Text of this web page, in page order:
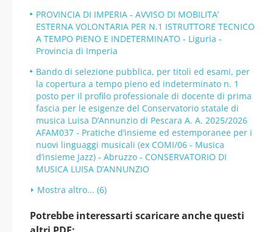
PROVINCIA DI IMPERIA - AVVISO DI MOBILITA’
ESTERNA VOLONTARIA PER N.1 ISTRUTTORE TECNICO
A TEMPO PIENO E INDETERMINATO - Liguria -
Provincia di Imperia
Bando di selezione pubblica, per titoli ed esami, per
la copertura a tempo pieno ed indeterminato n. 1
posto per il profilo professionale di docente di prima
fascia per le esigenze del Conservatorio statale di
musica Luisa D’Annunzio di Pescara A. A. 2025/2026
AFAM037 - Pratiche d’insieme ed estemporanee per i
nuovi linguaggi musicali (ex COMI/06 - Musica
d’insieme Jazz) - Abruzzo - CONSERVATORIO DI
MUSICA LUISA D’ANNUNZIO
Mostra altro... (6)
Potrebbe interessarti scaricare anche questi